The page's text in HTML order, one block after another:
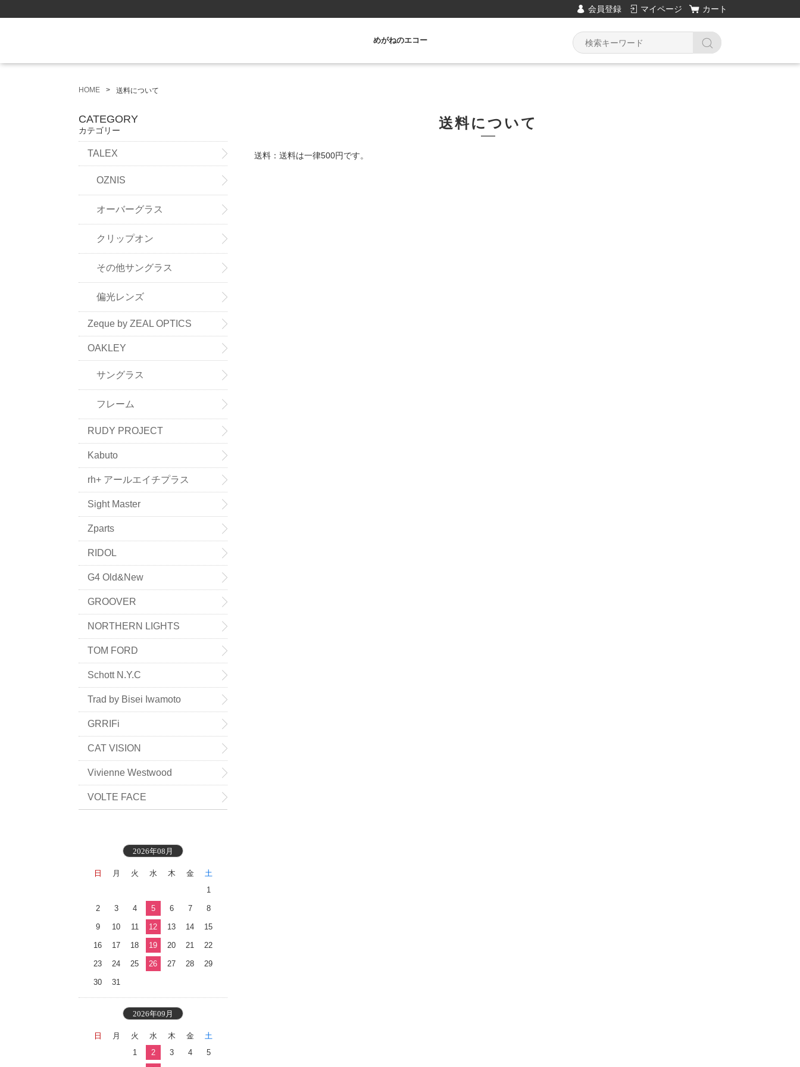
会員登録 マイページ カート
めがねのエコー
HOME 送料について
送料について
送料：送料は一律500円です。
CATEGORY
カテゴリー
TALEX
OZNIS
オーバーグラス
クリップオン
その他サングラス
偏光レンズ
Zeque by ZEAL OPTICS
OAKLEY
サングラス
フレーム
RUDY PROJECT
Kabuto
rh+ アールエイチプラス
Sight Master
Zparts
RIDOL
G4 Old&New
GROOVER
NORTHERN LIGHTS
TOM FORD
Schott N.Y.C
Trad by Bisei Iwamoto
GRRIFi
CAT VISION
Vivienne Westwood
VOLTE FACE
2026年08月
日 月 火 水 木 金
土
1
2 3 4 5 6 7 8
9 10 11 12 13 14 15
16 17 18 19 20 21 22
23 24 25 26 27 28 29
30 31
2026年09月
日 月 火 水 木 金
土
1
2 3 4 5